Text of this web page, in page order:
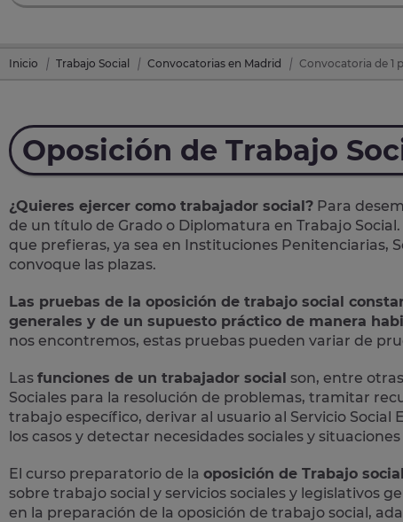
Inicio Trabajo Social Convocatorias en Madrid Convocatoria de 1
Oposición de Trabajo
¿Quieres ejercer como trabajador social? Para
de un título de Grado o Diplomatura en Trabajo
que prefieras, ya sea en Instituciones Penitenciarias,
convoque las plazas.
Las pruebas de la oposición de trabajo social
generales y de un supuesto práctico de manera
nos encontremos, estas pruebas pueden variar de
Las funciones de un trabajador social son, entre
Sociales para la resolución de problemas, tramitar
trabajo específico, derivar al usuario al Servicio
los casos y detectar necesidades sociales y
El curso preparatorio de la oposición de Trabajo social
sobre trabajo social y servicios sociales y legislativos
en la preparación de la oposición de trabajo social,